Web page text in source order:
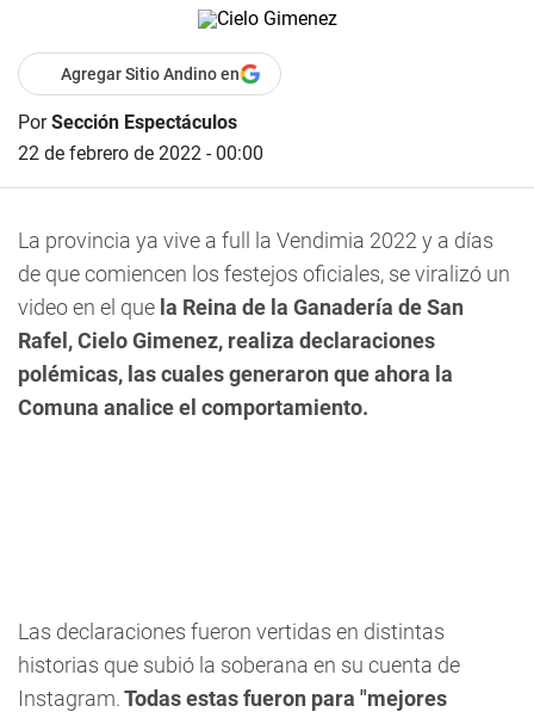
Agregar Sitio Andino en
PorSección Espectáculos
22 de febrero de 2022 - 00:00
La provincia ya vive a full la Vendimia 2022 y a días
de que comiencen los festejos oficiales, se viralizó un
video en el que la Reina de la Ganadería de San
Rafel, Cielo Gimenez, realiza declaraciones
polémicas, las cuales generaron que ahora la
Comuna analice el comportamiento.
Las declaraciones fueron vertidas en distintas
historias que subió la soberana en su cuenta de
Instagram.Todas estas fueron para "mejores